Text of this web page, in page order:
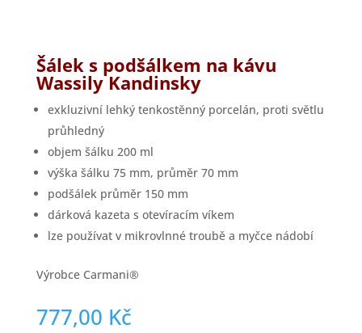
Šálek s podšálkem na kávu
Wassily Kandinsky
exkluzivní lehký tenkostěnný porcelán, proti světlu
průhledný
objem šálku 200 ml
výška šálku 75 mm, průměr 70 mm
podšálek průměr 150 mm
dárková kazeta s otevíracím víkem
lze používat v mikrovlnné troubě a myčce nádobí
Výrobce Carmani®
777,00 Kč